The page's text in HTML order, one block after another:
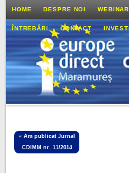
HOME DESPRE NOI
ÎNTREBĂRI CONTACT
« Am publicat Jurnal
CDIMM nr. 11/2014